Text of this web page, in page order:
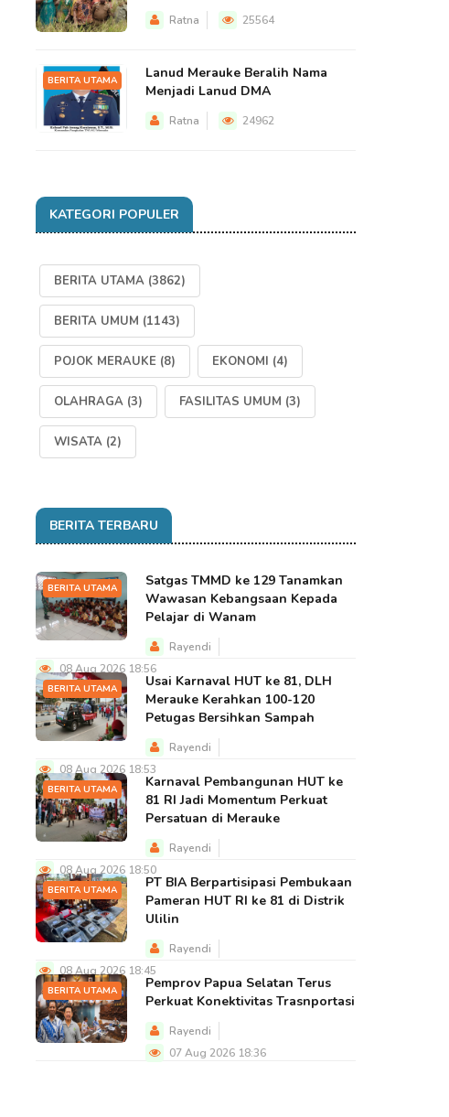
Ratna 25564
BERITA UTAMA
Lanud Merauke Beralih Nama
Menjadi Lanud DMA
Ratna 24962
KATEGORI POPULER
BERITA UTAMA (3862)
BERITA UMUM (1143)
POJOK MERAUKE (8) EKONOMI (4)
OLAHRAGA (3) FASILITAS UMUM (3)
WISATA (2)
BERITA TERBARU
BERITA UTAMA
Satgas TMMD ke 129 Tanamkan
Wawasan Kebangsaan Kepada
Pelajar di Wanam
Rayendi
08 Aug 2026 18:56
BERITA UTAMA
Usai Karnaval HUT ke 81, DLH
Merauke Kerahkan 100-120
Petugas Bersihkan Sampah
Rayendi
08 Aug 2026 18:53
BERITA UTAMA
Karnaval Pembangunan HUT ke
81 RI Jadi Momentum Perkuat
Persatuan di Merauke
Rayendi
08 Aug 2026 18:50
BERITA UTAMA
PT BIA Berpartisipasi Pembukaan
Pameran HUT RI ke 81 di Distrik
Ulilin
Rayendi
08 Aug 2026 18:45
BERITA UTAMA
Pemprov Papua Selatan Terus
Perkuat Konektivitas Trasnportasi
Rayendi
07 Aug 2026 18:36